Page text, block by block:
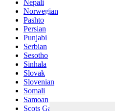
Nepali
Norwegian
Pashto
Persian
Punjabi
Serbian
Sesotho
Sinhala
Slovak
Slovenian
Somali
Samoan
Scots Gaelic